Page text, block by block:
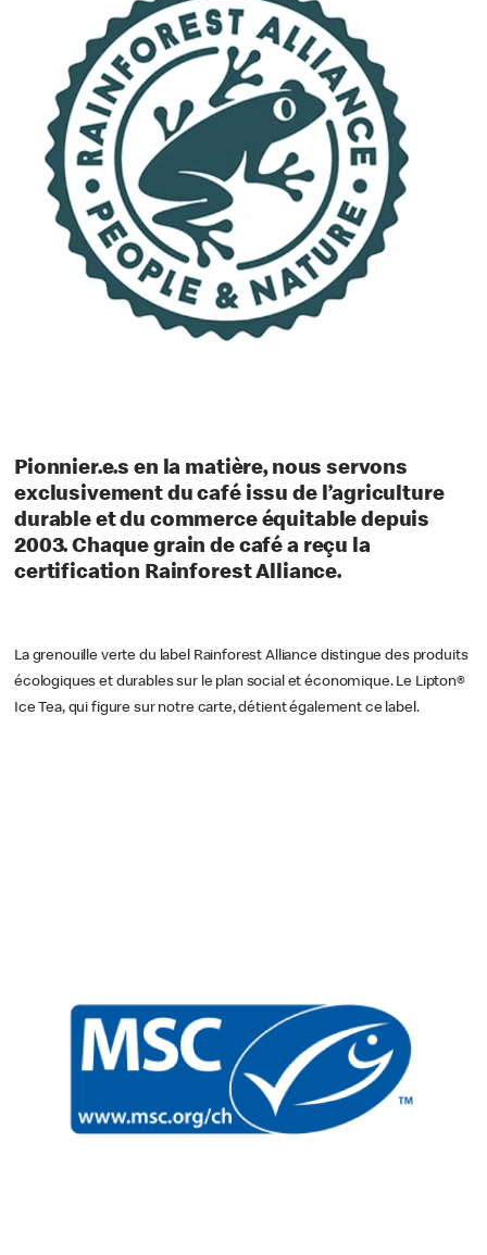
Pionnier.e.s en la matière, nous servons
exclusivement du café issu de l’agriculture
durable et du commerce équitable depuis
2003. Chaque grain de café a reçu la
certification Rainforest Alliance.
La grenouille verte du label Rainforest Alliance distingue des produits
écologiques et durables sur le plan social et économique. Le Lipton®
Ice Tea, qui figure sur notre carte, détient également ce label.